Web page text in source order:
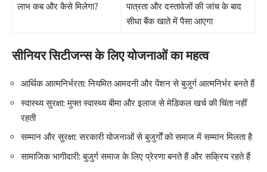
लाभ कब और कैसे मिलेगा?
पात्रता और दस्तावेजों की जांच के बाद
सीधा बैंक खाते में पैसा आएगा
सीनियर सिटीजन्स के लिए योजनाओं का महत्व
आर्थिक आत्मनिर्भरता: नियमित आमदनी और पेंशन से बुजुर्ग आत्मनिर्भर बनते हैं
स्वास्थ्य सुरक्षा: मुफ्त स्वास्थ्य बीमा और इलाज से मेडिकल खर्च की चिंता नहीं
रहती
सम्मान और सुरक्षा: सरकारी योजनाओं से बुजुर्गों को समाज में सम्मान मिलता है
सामाजिक भागीदारी: बुजुर्ग समाज के लिए प्रेरणा बनते हैं और सक्रिय रहते हैं